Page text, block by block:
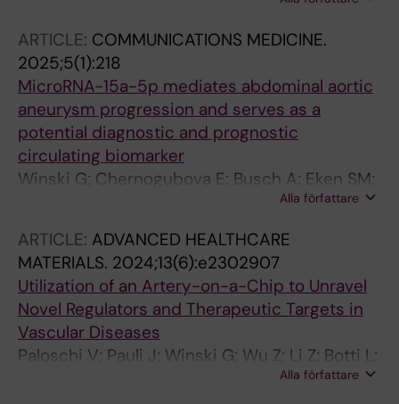
ARTICLE: COMMUNICATIONS MEDICINE.
2025;5(1):218
MicroRNA-15a-5p mediates abdominal aortic
aneurysm progression and serves as a
potential diagnostic and prognostic
circulating biomarker
Winski G; Chernogubova E; Busch A; Eken SM;
Jin H; Lindquist Liljeqvist M; Khan T; Baecklund
Borst GJ; Sluijter JPG; Sachs N; Eckstein H-H;
Boon RA; Spin JM; Tsao PS; Asselbergs FW;
Maegdefessel L
Alla författare
ARTICLE: ADVANCED HEALTHCARE
MATERIALS. 2024;13(6):e2302907
Utilization of an Artery-on-a-Chip to Unravel
Novel Regulators and Therapeutic Targets in
Vascular Diseases
Paloschi V; Pauli J; Winski G; Wu Z; Li Z; Botti L;
Meucci S; Conti P; Rogowitz F; Glukha N;
Alla författare